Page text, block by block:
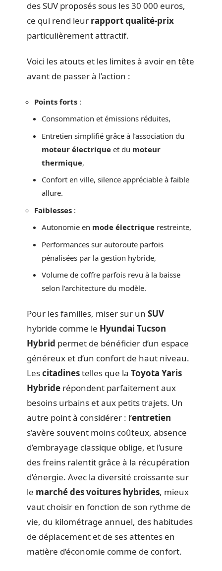
des SUV proposés sous les 30 000 euros,
ce qui rend leur rapport qualité-prix
particulièrement attractif.
Voici les atouts et les limites à avoir en tête
avant de passer à l’action :
Points forts :
Consommation et émissions réduites,
Entretien simplifié grâce à l’association du
moteur électrique et du moteur
thermique,
Confort en ville, silence appréciable à faible
allure.
Faiblesses :
Autonomie en mode électrique restreinte,
Performances sur autoroute parfois
pénalisées par la gestion hybride,
Volume de coffre parfois revu à la baisse
selon l’architecture du modèle.
Pour les familles, miser sur un SUV
hybride comme le Hyundai Tucson
Hybrid permet de bénéficier d’un espace
généreux et d’un confort de haut niveau.
Lescitadinestelles que la Toyota Yaris
Hybride répondent parfaitement aux
besoins urbains et aux petits trajets. Un
autre point à considérer : l’entretien
s’avère souvent moins coûteux, absence
d’embrayage classique oblige, et l’usure
des freins ralentit grâce à la récupération
d’énergie. Avec la diversité croissante sur
le marché des voitures hybrides, mieux
vaut choisir en fonction de son rythme de
vie, du kilométrage annuel, des habitudes
de déplacement et de ses attentes en
matière d’économie comme de confort.